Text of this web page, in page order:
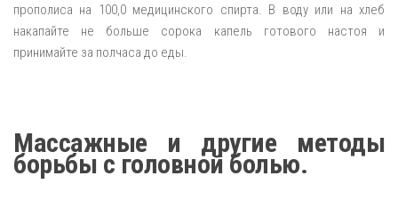
прополиса на 100,0 медицинского спирта. В воду или на хлеб
накапайте не больше сорока капель готового настоя и
принимайте за полчаса до еды.
Массажные и другие методы
борьбы с головной болью.